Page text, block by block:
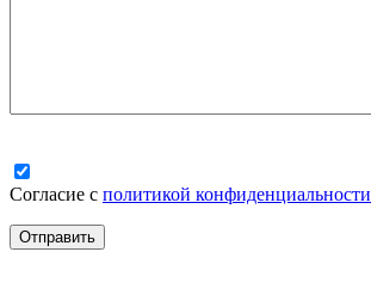
Согласие с политикой конфиденциальности